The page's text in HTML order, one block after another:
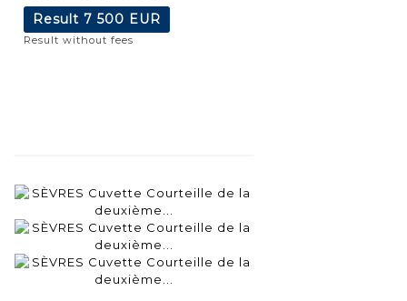
Result 7 500 EUR
Result without fees